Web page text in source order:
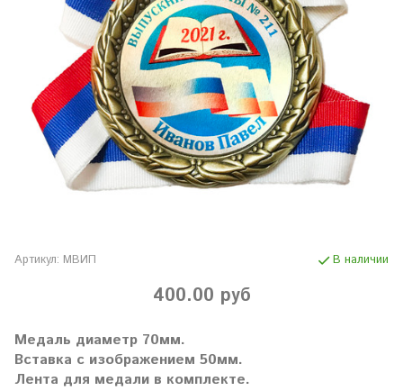
Артикул: МВИП В наличии
400.00 руб
Медаль диаметр 70мм.
Вставка с изображением 50мм.
Лента для медали в комплекте.